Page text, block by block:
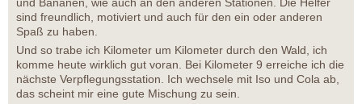
sind freundlich, motiviert und auch für den ein oder anderen
Spaß zu haben.
Und so trabe ich Kilometer um Kilometer durch den Wald, ich
komme heute wirklich gut voran. Bei Kilometer 9 erreiche ich die
nächste Verpflegungsstation. Ich wechsele mit Iso und Cola ab,
das scheint mir eine gute Mischung zu sein.